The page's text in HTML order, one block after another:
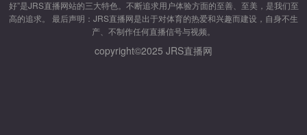
好”是JRS直播网站的三大特色。不断追求用户体验方面的至善、至美，是我们至
高的追求。 最后声明：JRS直播网是出于对体育的热爱和兴趣而建设，自身不生
产、不制作任何直播信号与视频。
copyright©2025 JRS直播网